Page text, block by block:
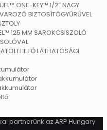
ONE-KEY™ 1/2″ NAGY
BIZTOSÍTÓGYŰRŰVEL
125 MM SAROKCSISZOLÓ
LÁTHATÓSÁGI
partnerünk az ARP Hungary